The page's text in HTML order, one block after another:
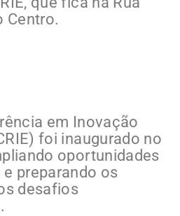
Centro.
em Inovação
foi inaugurado no
oportunidades
preparando os
desafios